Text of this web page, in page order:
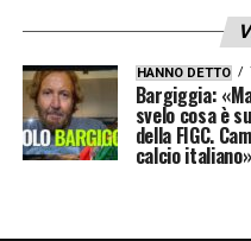
HANNO DETTO
Bargiggia:
svelo cosa è
della FIGC.
calcio italiano»